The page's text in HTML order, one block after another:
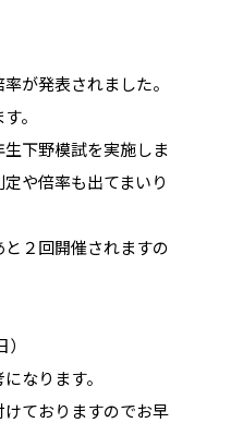
が発表されました。
。
下野模試を実施しま
や倍率も出てまいり
２回開催されますの
なります。
ておりますのでお早